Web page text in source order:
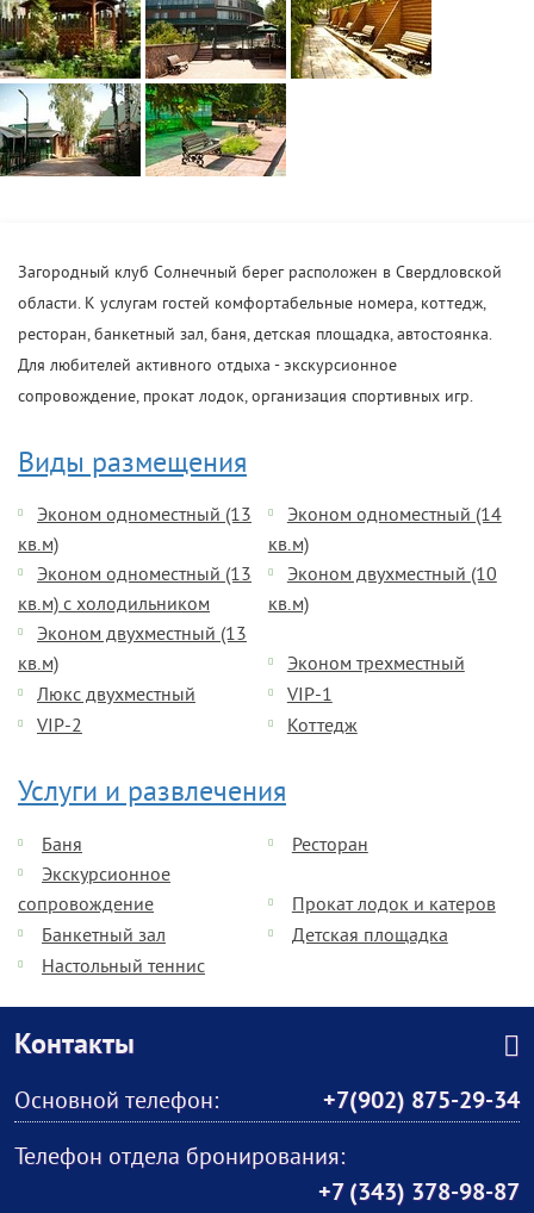
Загородный клуб Солнечный берег расположен в Свердловской
области. К услугам гостей комфортабельные номера, коттедж,
ресторан, банкетный зал, баня, детская площадка, автостоянка.
Для любителей активного отдыха - экскурсионное
сопровождение, прокат лодок, организация спортивных игр.
Виды размещения
Эконом одноместный (13
кв.м)
Эконом одноместный (14
кв.м)
Эконом одноместный (13
кв.м) с холодильником
Эконом двухместный (10
кв.м)
Эконом двухместный (13
кв.м)
Эконом трехместный
Люкс двухместный
VIP-1
VIP-2
Коттедж
Услуги и развлечения
Баня
Ресторан
Экскурсионное
сопровождение
Прокат лодок и катеров
Банкетный зал
Детская площадка
Настольный теннис
Контакты
Основной телефон:
+7(902) 875-29-34
Телефон отдела бронирования:
+7 (343) 378-98-87